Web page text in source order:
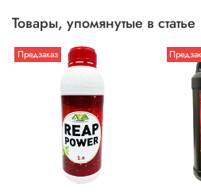
Товары, упомянутые в статье
Предзаказ